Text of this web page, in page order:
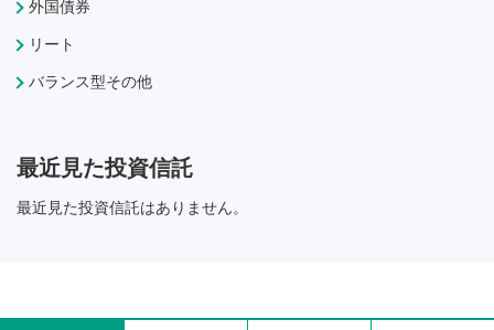
外国債券
リート
バランス型その他
最近見た投資信託
最近見た投資信託はありません。